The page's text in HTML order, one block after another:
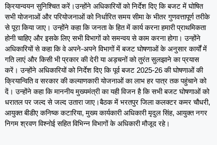
क्रियान्वयन सुनिश्चित करें।उन्होंने अधिकारियों को निर्देश दिए कि बजट में घोषित
सभी योजनाओं और परियोजनाओं को निर्धारित समय सीमा के भीतर गुणवत्तापूर्ण तरीके
से पूरा किया जाए। उन्होंने कहा कि जनता के हित में कार्य करना हमारी प्राथमिकता
होनी चाहिए और इसके लिए सभी विभागों को समन्वय से काम करना होगा। उन्होंने
अधिकारियों से कहा कि वे अपने-अपने विभागों में बजट घोषणाओं के अनुसार कार्यों में
गति लाएं और किसी भी प्रकार की देरी या अड़चनों को तुरंत सुलझाने का प्रयास
करें। उन्होंने अधिकारियों को निर्देश दिए कि पूर्व बजट 2025-26 की घोषणाओं की
क्रियान्विति व सरकार की कल्याणकारी योजनाओं का लाभ हर पात्र तक पहुंचाने को
दें। उन्होंने कहा कि माननीय मुख्यमंत्री का यही विजन है कि सभी बजट घोषणाओं को
धरातल पर जल्द से जल्द उतारा जाए।बैठक में भरतपुर जिला कलक्टर कमर चौधरी,
आयुक्त बीडीए कनिष्क कटारिया, मुख्य कार्यकारी अधिकारी मृदुल सिंह, आयुक्त नगर
निगम श्रवण विश्नोई सहित विभिन्न विभागों के अधिकारी मौजूद रहे।